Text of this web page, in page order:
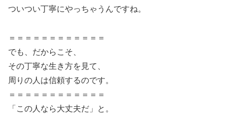
ついつい丁寧にやっちゃうんですね。
＝＝＝＝＝＝＝＝＝＝＝＝
でも、だからこそ、
その丁寧な生き方を見て、
周りの人は信頼するのです。
＝＝＝＝＝＝＝＝＝＝＝＝
「この人なら大丈夫だ」と。